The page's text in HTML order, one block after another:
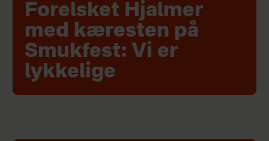
Forelsket Hjalmer
med kæresten på
Smukfest: Vi er
lykkelige